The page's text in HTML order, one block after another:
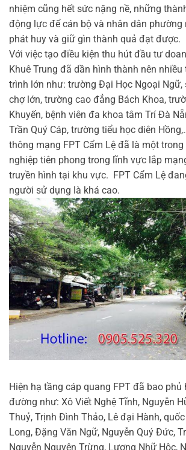
nhiệm cũng hết sức nặng nề, những
động lực để cán bộ và nhân dân phường
phát huy và giữ gìn thành quả đạt được.
Với việc tạo điều kiện thu hút đầu tư
Khuê Trung đã dần hình thành nên nhiều
trình lớn như: trường Đại Học Ngoại Ngữ,
chợ lớn, trường cao đẳng Bách Khoa,
Khuyến, bệnh viên đa khoa tâm Trí Đà
Trần Quý Cáp, trường tiểu học diên
thông mạng FPT Cẩm Lệ đã là một
nghiệp tiên phong trong lĩnh vực lắp
truyền hình tại khu vực. FPT Cẩm Lệ
người sử dụng là khá cao.
Hiện hạ tầng cáp quang FPT đã bao phủ
đường như: Xô Viết Nghệ Tĩnh, Nguyễn
Thuỷ, Trịnh Đình Thảo, Lê đại Hành,
Long, Đặng Văn Ngữ, Nguyễn Quý Đức,
Nguyễn Nguyên Trừng, Lương Nhữ Hộc,